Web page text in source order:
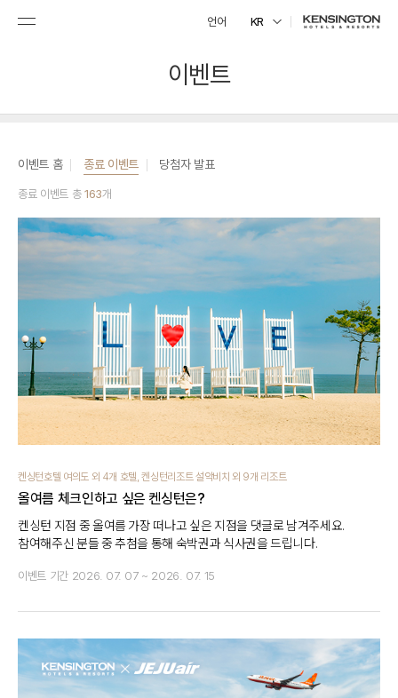
언어 KR
이벤트
이벤트 홈 종료 이벤트 당첨자 발표
종료 이벤트 총163개
켄싱턴호텔 여의도 외 4개 호텔, 켄싱턴리조트 설악비치 외 9개 리조트
올여름 체크인하고 싶은 켄싱턴은?
켄싱턴 지점 중 올여름 가장 떠나고 싶은 지점을 댓글로 남겨주세요.
참여해주신 분들 중 추첨을 통해 숙박권과 식사권을 드립니다.
이벤트 기간 2026. 07. 07 ~ 2026. 07. 15